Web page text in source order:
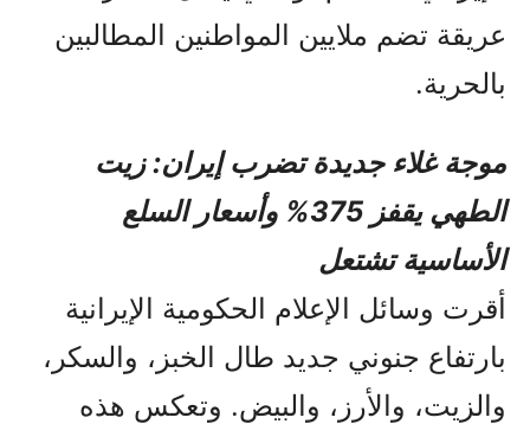
عريقة تضم ملايين المواطنين المطالبين
بالحرية.
موجة غلاء جديدة تضرب إيران: زيت
الطهي يقفز 375% وأسعار السلع
الأساسية تشتعل
أقرت وسائل الإعلام الحكومية الإيرانية
بارتفاع جنوني جديد طال الخبز، والسكر،
والزيت، والأرز، والبيض. وتعكس هذه